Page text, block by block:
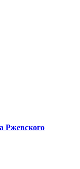
Ржевского